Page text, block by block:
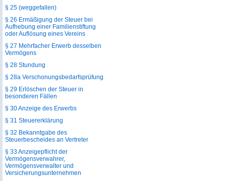
§ 25 (weggefallen)
§ 26 Ermäßigung der Steuer bei
Aufhebung einer Familienstiftung
oder Auflösung eines Vereins
§ 27 Mehrfacher Erwerb desselben
Vermögens
§ 28 Stundung
§ 28a Verschonungsbedarfsprüfung
§ 29 Erlöschen der Steuer in
besonderen Fällen
§ 30 Anzeige des Erwerbs
§ 31 Steuererklärung
§ 32 Bekanntgabe des
Steuerbescheides an Vertreter
§ 33 Anzeigepflicht der
Vermögensverwahrer,
Vermögensverwalter und
Versicherungsunternehmen